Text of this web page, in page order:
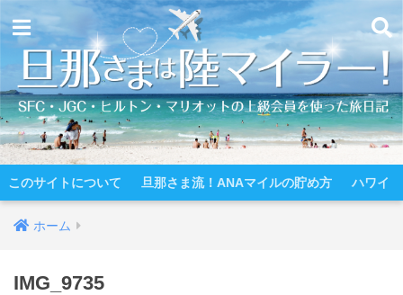
このサイトについて 旦那さま流！ANAマイルの貯め方 ハワイ
ホーム
IMG_9735